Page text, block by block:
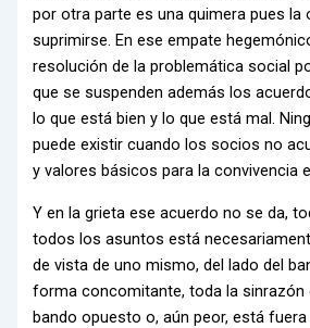
por otra parte es una quimera pues la
suprimirse. En ese empate
resolución de la problemática social
que se suspenden además los
lo que está bien y lo que está mal.
puede existir cuando los socios no
y valores básicos para la convivencia
Y en la grieta ese acuerdo no se da,
todos los asuntos está
de vista de uno mismo, del lado del
forma concomitante, toda la sinrazón
bando opuesto o, aún peor, está